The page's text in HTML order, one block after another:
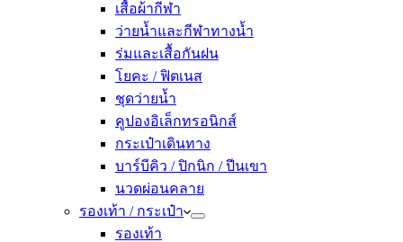
เสื้อผ้ากีฬา
ว่ายน้ำและกีฬาทางน้ำ
ร่มและเสื้อกันฝน
โยคะ / ฟิตเนส
ชุดว่ายน้ำ
คูปองอิเล็กทรอนิกส์
กระเป๋าเดินทาง
บาร์บีคิว / ปิกนิก / ปีนเขา
นวดผ่อนคลาย
รองเท้า / กระเป๋า
รองเท้า